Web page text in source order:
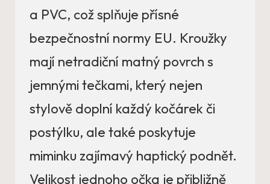
a PVC, což splňuje přísné
bezpečnostní normy EU. Kroužky
mají netradiční matný povrch s
jemnými tečkami, který nejen
stylově doplní každý kočárek či
postýlku, ale také poskytuje
miminku zajímavý haptický podnět.
Velikost jednoho očka je přibližně